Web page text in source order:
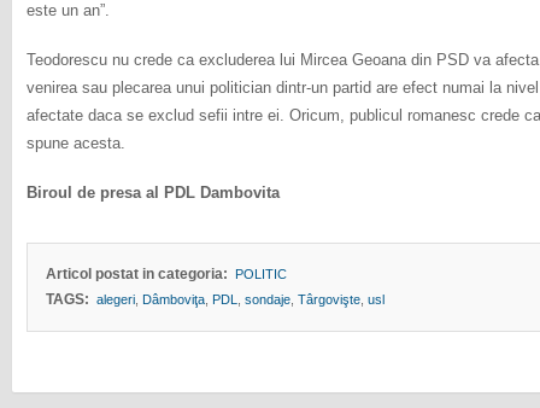
este un an”.
Teodorescu nu crede ca excluderea lui Mircea Geoana din PSD va
venirea sau plecarea unui politician dintr-un partid are efect numai la
afectate daca se exclud sefii intre ei. Oricum, publicul romanesc crede
spune acesta.
Biroul de presa al PDL Dambovita
Articol postat in categoria: POLITIC
TAGS: alegeri, Dâmboviţa, PDL sondaje, Târgovişte, usl